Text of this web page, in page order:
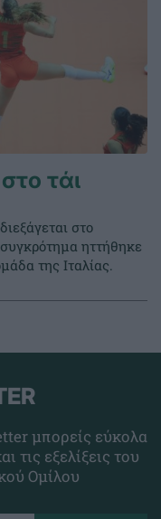
τάι
στο
ηττήθηκε
της Ιταλίας.
μπορείς εύκολα
τις εξελίξεις του
Ομίλου